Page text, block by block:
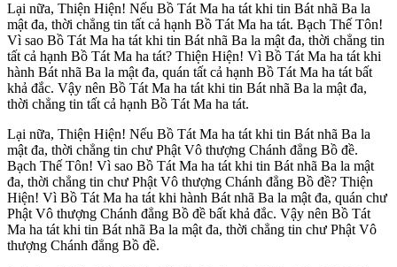
Lại nữa, Thiện Hiện! Nếu Bồ Tát Ma ha tát khi tin Bát nhã Ba la
mật đa, thời chẳng tin tất cả hạnh Bồ Tát Ma ha tát. Bạch Thế Tôn!
Vì sao Bồ Tát Ma ha tát khi tin Bát nhã Ba la mật đa, thời chẳng tin
tất cả hạnh Bồ Tát Ma ha tát? Thiện Hiện! Vì Bồ Tát Ma ha tát khi
hành Bát nhã Ba la mật đa, quán tất cả hạnh Bồ Tát Ma ha tát bất
khả đắc. Vậy nên Bồ Tát Ma ha tát khi tin Bát nhã Ba la mật đa,
thời chẳng tin tất cả hạnh Bồ Tát Ma ha tát.
Lại nữa, Thiện Hiện! Nếu Bồ Tát Ma ha tát khi tin Bát nhã Ba la
mật đa, thời chẳng tin chư Phật Vô thượng Chánh đẳng Bồ đề.
Bạch Thế Tôn! Vì sao Bồ Tát Ma ha tát khi tin Bát nhã Ba la mật
đa, thời chẳng tin chư Phật Vô thượng Chánh đẳng Bồ đề? Thiện
Hiện! Vì Bồ Tát Ma ha tát khi hành Bát nhã Ba la mật đa, quán chư
Phật Vô thượng Chánh đẳng Bồ đề bất khả đắc. Vậy nên Bồ Tát
Ma ha tát khi tin Bát nhã Ba la mật đa, thời chẳng tin chư Phật Vô
thượng Chánh đẳng Bồ đề.